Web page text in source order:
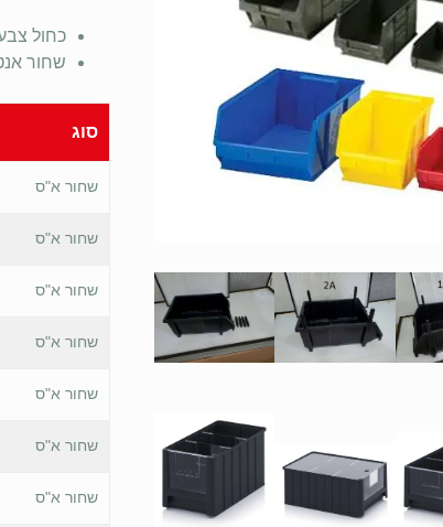
כחול
שחור
סוג
שחור א"ס
שחור א"ס
שחור א"ס
שחור א"ס
שחור א"ס
שחור א"ס
שחור א"ס